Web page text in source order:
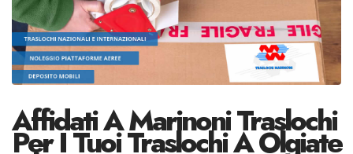
Affidati A Marinoni Traslochi
Per I Tuoi Traslochi A Olgiate